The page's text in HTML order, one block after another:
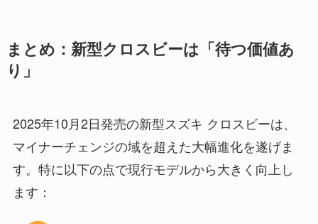
まとめ：新型クロスビーは「待つ価値あ
り」
2025年10月2日発売の新型スズキ クロスビーは、
マイナーチェンジの域を超えた大幅進化を遂げま
す。特に以下の点で現行モデルから大きく向上し
ます：